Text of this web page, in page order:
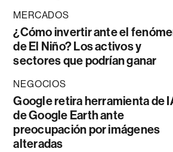
MERCADOS
¿Cómo invertir ante el
de El Niño? Los activos y
sectores que podrían ganar
NEGOCIOS
Google retira herramienta de
de Google Earth ante
preocupación por imágenes
alteradas